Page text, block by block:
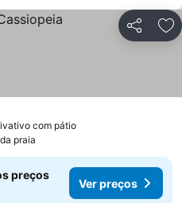
Partilhar
com pátio
praia
preços
Ver preços